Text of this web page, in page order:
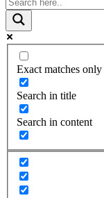
Exact matches only
Search in title
Search in content